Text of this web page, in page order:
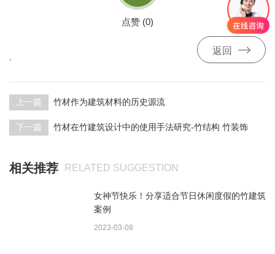
点赞 (0)
返回 
上一篇 竹材作为建筑材料的历史源流
下一篇 竹材在竹建筑设计中的使用手法研究-竹结构 竹装饰
相关推荐 RELATED SUGGESTION
女神节快乐！分享适合节日休闲度假的竹建筑
案例
2023-03-08